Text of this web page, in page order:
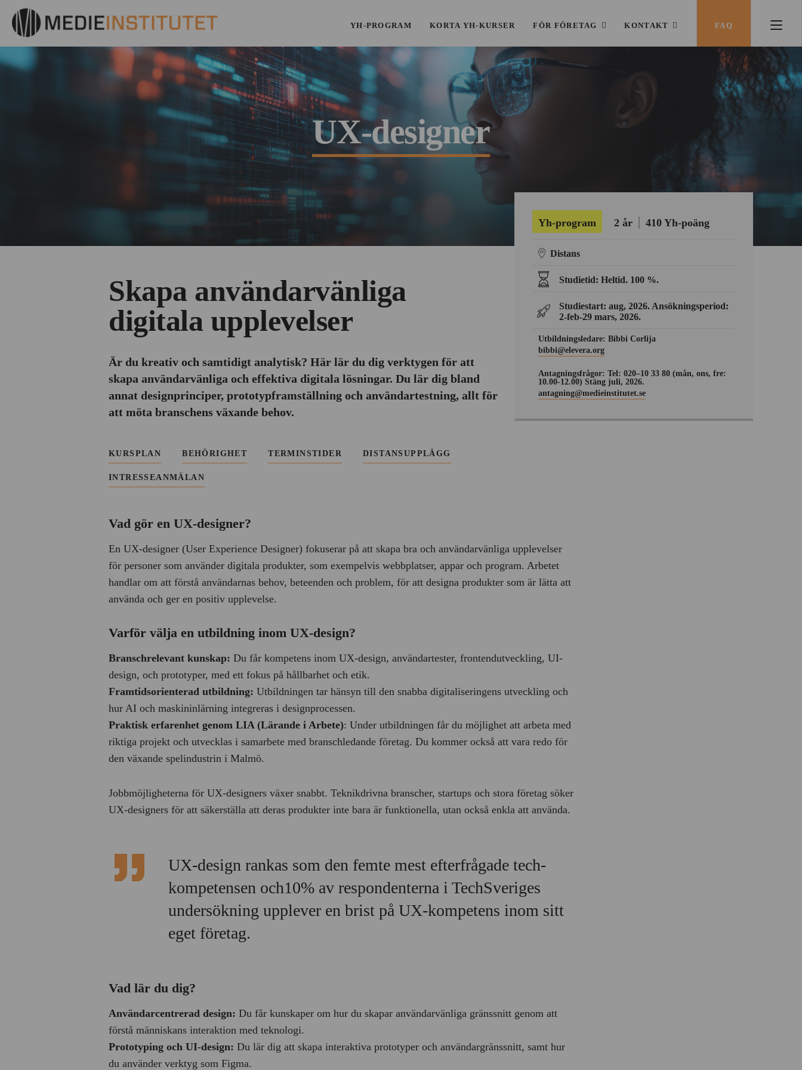
FAQ
YH-PROGRAM KORTA YH-KURSER FÖR FÖRETAG KONTAKT
UX-designer
Yh-program 2 år 410 Yh-poäng
Distans
Studietid: Heltid. 100 %.
Studiestart: aug, 2026. Ansökningsperiod:
2-feb-29 mars, 2026.
Utbildningsledare: Bibbi Corlija
bibbi@elevera.org
Antagningsfrågor: Tel: 020–10 33 80 (mån, ons, fre:
10.00-12.00) Stäng juli, 2026.
antagning@medieinstitutet.se
Skapa användarvänliga
digitala upplevelser
Är du kreativ och samtidigt analytisk? Här lär du dig verktygen för att
skapa användarvänliga och effektiva digitala lösningar. Du lär dig bland
annat designprinciper, prototypframställning och användartestning, allt för
att möta branschens växande behov.
KURSPLAN BEHÖRIGHET TERMINSTIDER DISTANSUPPLÄGG
INTRESSEANMÄLAN
Vad gör en UX-designer?
En UX-designer (User Experience Designer) fokuserar på att skapa bra och användarvänliga upplevelser
för personer som använder digitala produkter, som exempelvis webbplatser, appar och program. Arbetet
handlar om att förstå användarnas behov, beteenden och problem, för att designa produkter som är lätta att
använda och ger en positiv upplevelse.
Varför välja en utbildning inom UX-design?
Branschrelevant kunskap: Du får kompetens inom UX-design, användartester, frontendutveckling, UI-
design, och prototyper, med ett fokus på hållbarhet och etik.
Framtidsorienterad utbildning: Utbildningen tar hänsyn till den snabba digitaliseringens utveckling och
hur AI och maskininlärning integreras i designprocessen.
Praktisk erfarenhet genom LIA (Lärande i Arbete): Under utbildningen får du möjlighet att arbeta med
riktiga projekt och utvecklas i samarbete med branschledande företag. Du kommer också att vara redo för
den växande spelindustrin i Malmö.
Jobbmöjligheterna för UX-designers växer snabbt. Teknikdrivna branscher, startups och stora företag söker
UX-designers för att säkerställa att deras produkter inte bara är funktionella, utan också enkla att använda.
UX-design rankas som den femte mest efterfrågade tech-
kompetensen och10% av respondenterna i TechSveriges
undersökning upplever en brist på UX-kompetens inom sitt
eget företag.
Vad lär du dig?
Användarcentrerad design: Du får kunskaper om hur du skapar användarvänliga gränssnitt genom att
förstå människans interaktion med teknologi.
Prototyping och UI-design: Du lär dig att skapa interaktiva prototyper och användargränssnitt, samt hur
du använder verktyg som Figma.